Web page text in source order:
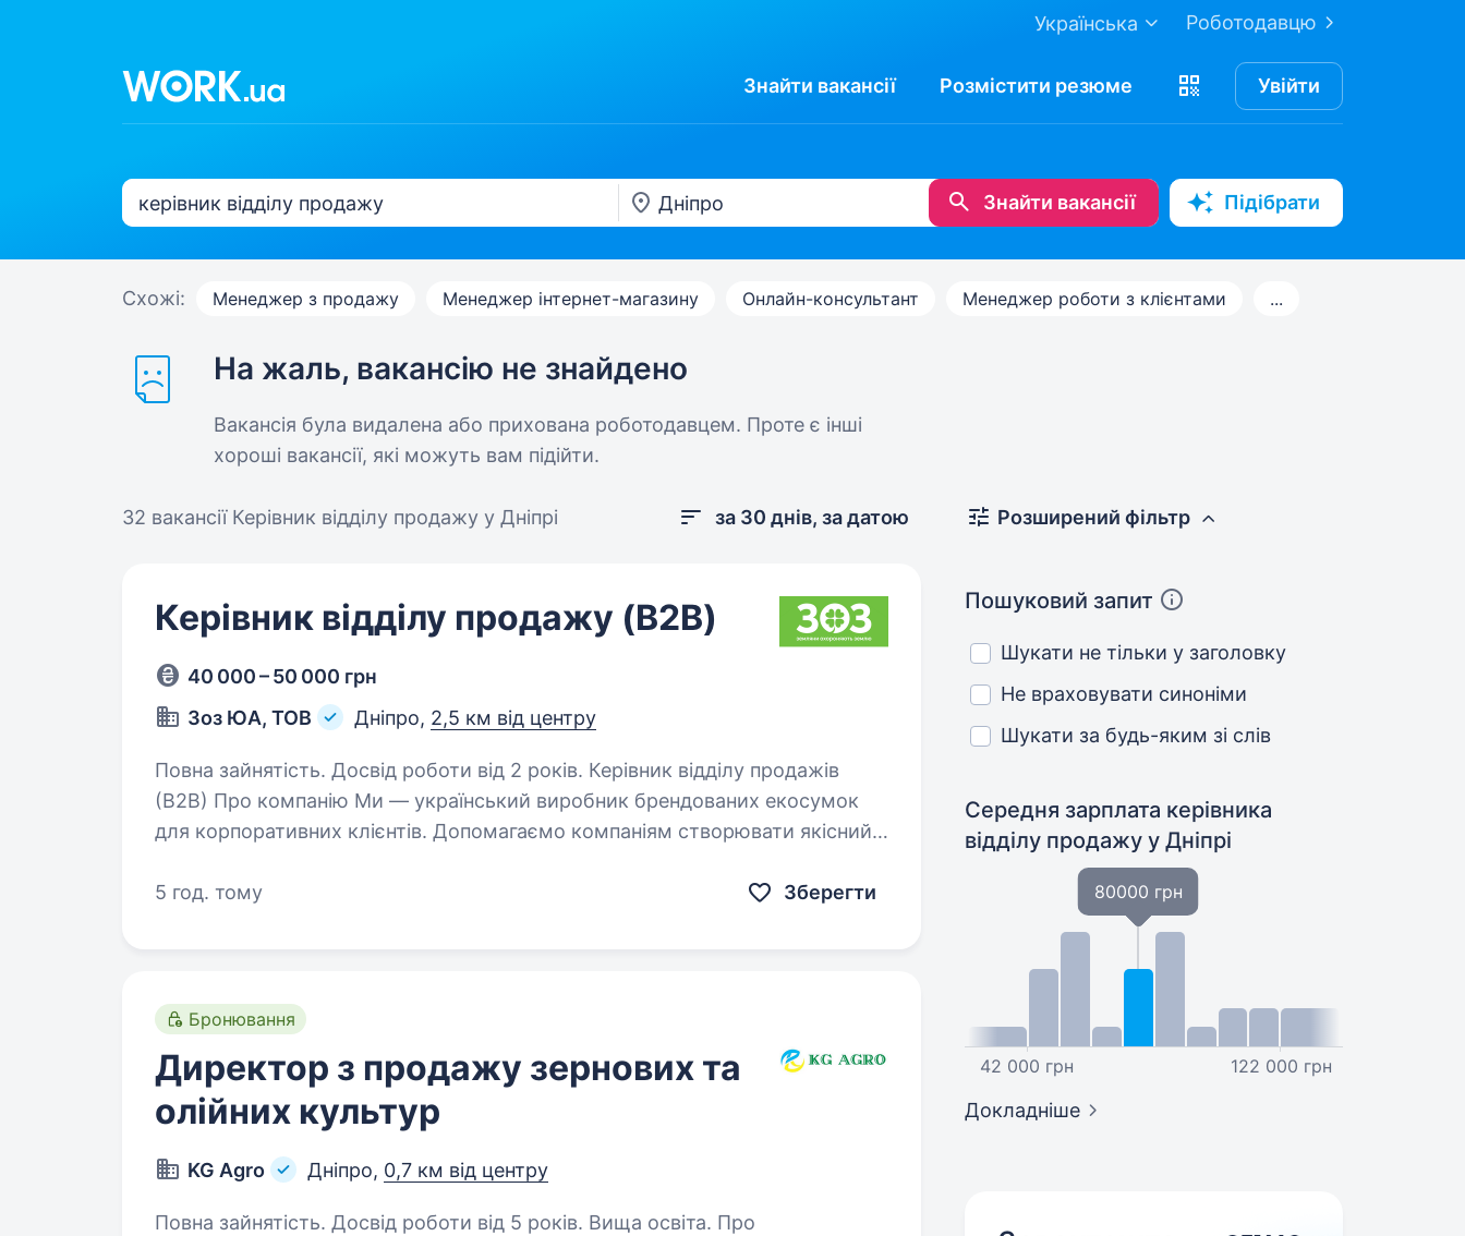
Роботодавцю
Українська
Знайти вакансії Розмістити резюме Увійти
Знайти вакансії Підібрати
Схожі: Менеджер з продажу Менеджер інтернет-магазину Онлайн-консультант Менеджер роботи з клієнтами ...
На жаль, вакансію не знайдено
Вакансія була видалена або прихована роботодавцем. Проте є інші
хороші вакансії, які можуть вам підійти.
32 вакансії Керівник відділу продажу у Дніпрі за 30 днів, за датою
Керівник відділу продажу (B2B)
40 000 – 50 000 грн
Зоз ЮА, ТОВ
Дніпро, 2,5 км від центру
Повна зайнятість. Досвід роботи від 2 років. Керівник відділу продажів
(B2B) Про компанію Ми — український виробник брендованих екосумок
для корпоративних клієнтів. Допомагаємо компаніям створювати якісний
5 год. тому
Зберегти
Бронювання
Директор з продажу зернових та
олійних культур
KG Agro Дніпро, 0,7 км від центру
Повна зайнятість. Досвід роботи від 5 років. Вища освіта. Про
Розширений фільтр
Пошуковий запит
Шукати не тільки у заголовку
Не враховувати синоніми
Шукати за будь-яким зі слів
Середня зарплата керівника
відділу продажуу Дніпрі
42 000 грн
80000 грн
122 000 грн
Докладніше